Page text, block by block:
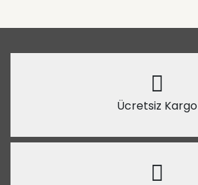
Ücretsiz Kargo